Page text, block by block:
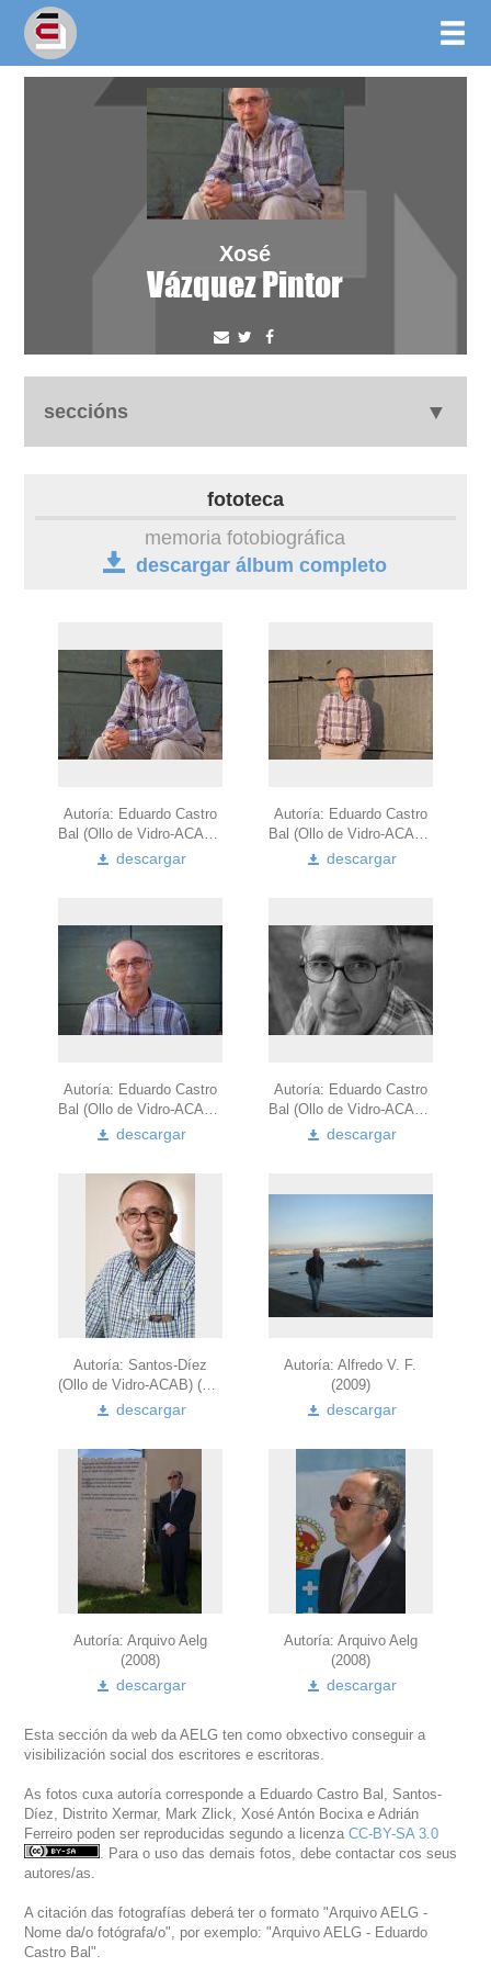
Xosé
Vázquez Pintor
seccións
outros docs
fototeca
memoria fotobiográfica
descargar álbum completo
Autoría: Eduardo Castro
descargar
Autoría: Eduardo Castro
descargar
Autoría: Eduardo Castro
descargar
Autoría: Eduardo Castro
descargar
Autoría: Santos-Díez
(Ollo de Vidro-ACAB) (2009)
descargar
Autoría: Alfredo V. F.
(2009)
descargar
Autoría: Arquivo Aelg
(2008)
descargar
Autoría: Arquivo Aelg
(2008)
descargar
Esta sección da web da AELG ten como obxectivo conseguir a
visibilización social dos escritores e escritoras.
As fotos cuxa autoría corresponde a Eduardo Castro Bal, Santos-
Díez, Distrito Xermar, Mark Zlick, Xosé Antón Bocixa e Adrián
Ferreiro poden ser reproducidas segundo a licenzaCC-BY-SA 3.0
. Para o uso das demais fotos, debe contactar cos seus
autores/as.
A citación das fotografías deberá ter o formato "Arquivo AELG -
Nome da/o fotógrafa/o", por exemplo: "Arquivo AELG - Eduardo
Castro Bal".